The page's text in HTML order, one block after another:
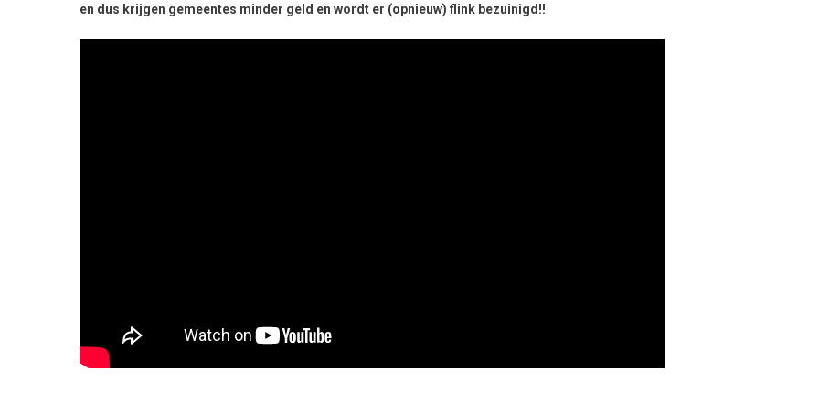
en dus krijgen gemeentes minder geld en wordt er (opnieuw) flink bezuinigd!!